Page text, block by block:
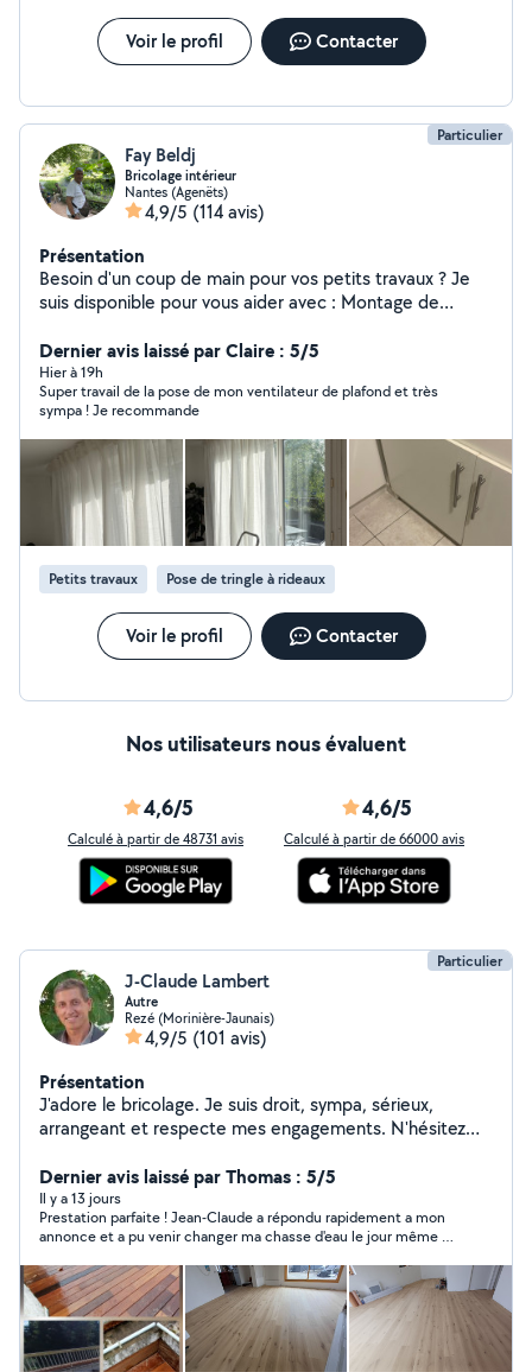
Voir le profil Contacter
Particulier
Fay Beldj
Bricolage intérieur
Nantes (Agenëts)
4,9/5 (114 avis)
Présentation
Besoin d'un coup de main pour vos petits travaux ? Je
suis disponible pour vous aider avec : Montage de
portemanteaux Pose et recherche de luminaires
Changement de prises et petits dépannages
électriques Peinture et retouches murales Rebouchage
de trous et finitions propres Travail soigné Réactif Prix
abordables Contactez-moi, je serai ravi de vous aider à
embellir et simplifier votre intérieur !
Dernier avis laissé par Claire : 5/5
Hier à 19h
Super travail de la pose de mon ventilateur de plafond et très
sympa ! Je recommande
Petits travaux Pose de tringle à rideaux
Voir le profil Contacter
Nos utilisateurs nous évaluent
4,6/5
Calculé à partir de 48731 avis
4,6/5
Calculé à partir de 66000 avis
Particulier
J-Claude Lambert
Autre
Rezé (Morinière-Jaunais)
4,9/5 (101 avis)
Présentation
J'adore le bricolage. Je suis droit, sympa, sérieux,
arrangeant et respecte mes engagements. N'hésitez
de vous donner des conseils et vous aider dans vos
travaux.
Dernier avis laissé par Thomas : 5/5
Il y a 13 jours
Prestation parfaite ! Jean-Claude a répondu rapidement a mon
annonce et a pu venir changer ma chasse d'eau le jour même !
Merci